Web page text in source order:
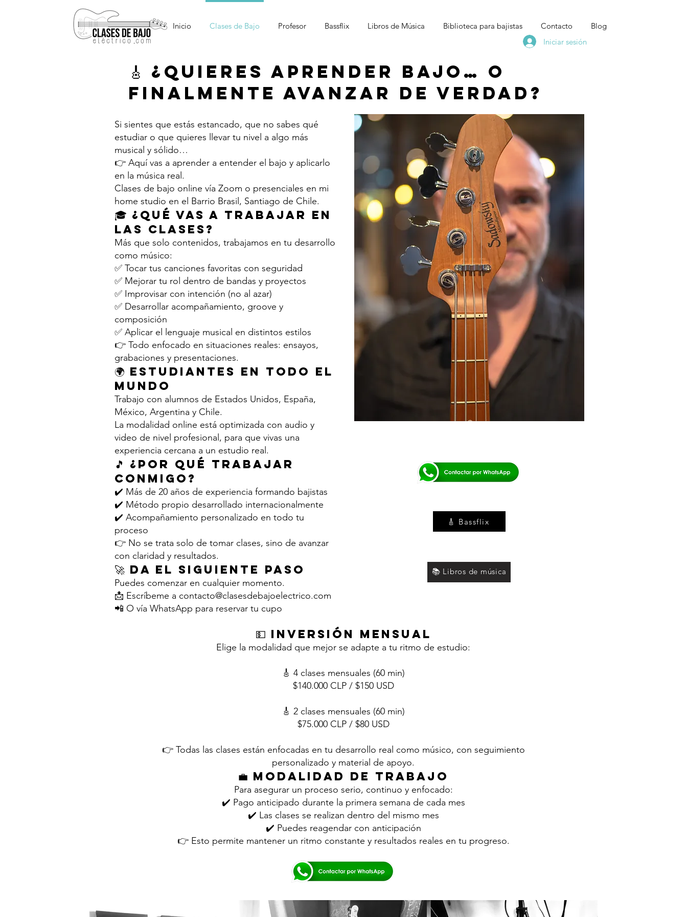
Inicio Clases de Bajo Profesor Bassflix Libros de Música Biblioteca para bajistas Contacto
Blog
Iniciar sesión
🎸 ¿Quieres aprender bajo… o
finalmente avanzar de verdad?
Si sientes que estás estancado, que no sabes qué
estudiar o que quieres llevar tu nivel a algo más
musical y sólido…
👉 Aquí vas a aprender a entender el bajo y aplicarlo
en la música real.
Clases de bajo online vía Zoom o presenciales en mi
home studio en el Barrio Brasil, Santiago de Chile.
🎓 ¿Qué vas a trabajar en
las clases?
Más que solo contenidos, trabajamos en tu desarrollo
como músico:
✅ Tocar tus canciones favoritas con seguridad
✅ Mejorar tu rol dentro de bandas y proyectos
✅ Improvisar con intención (no al azar)
✅ Desarrollar acompañamiento, groove y
composición
✅ Aplicar el lenguaje musical en distintos estilos
👉 Todo enfocado en situaciones reales: ensayos,
grabaciones y presentaciones.
🌍 Estudiantes en todo el
mundo
Trabajo con alumnos de Estados Unidos, España,
México, Argentina y Chile.
La modalidad online está optimizada con audio y
video de nivel profesional, para que vivas una
experiencia cercana a un estudio real.
🎵 ¿Por qué trabajar
conmigo?
✔️ Más de 20 años de experiencia formando bajistas
✔️ Método propio desarrollado internacionalmente
✔️ Acompañamiento personalizado en todo tu
proceso
👉 No se trata solo de tomar clases, sino de avanzar
con claridad y resultados.
🚀 Da el siguiente paso
Puedes comenzar en cualquier momento.
📩 Escríbeme a contacto@clasesdebajoelectrico.com
📲 O vía WhatsApp para reservar tu cupo
🎸 Bassflix
📚 Libros de música
💵 Inversión mensual
Elige la modalidad que mejor se adapte a tu ritmo de estudio:
🎸 4 clases mensuales (60 min)
$140.000 CLP / $150 USD
🎸 2 clases mensuales (60 min)
$75.000 CLP / $80 USD
👉 Todas las clases están enfocadas en tu desarrollo real como músico, con seguimiento
personalizado y material de apoyo.
💼 Modalidad de trabajo
Para asegurar un proceso serio, continuo y enfocado:
✔️ Pago anticipado durante la primera semana de cada mes
✔️ Las clases se realizan dentro del mismo mes
✔️ Puedes reagendar con anticipación
👉 Esto permite mantener un ritmo constante y resultados reales en tu progreso.